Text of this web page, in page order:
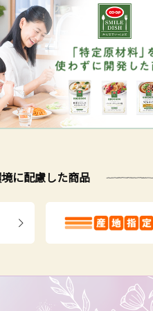
に配慮した商品